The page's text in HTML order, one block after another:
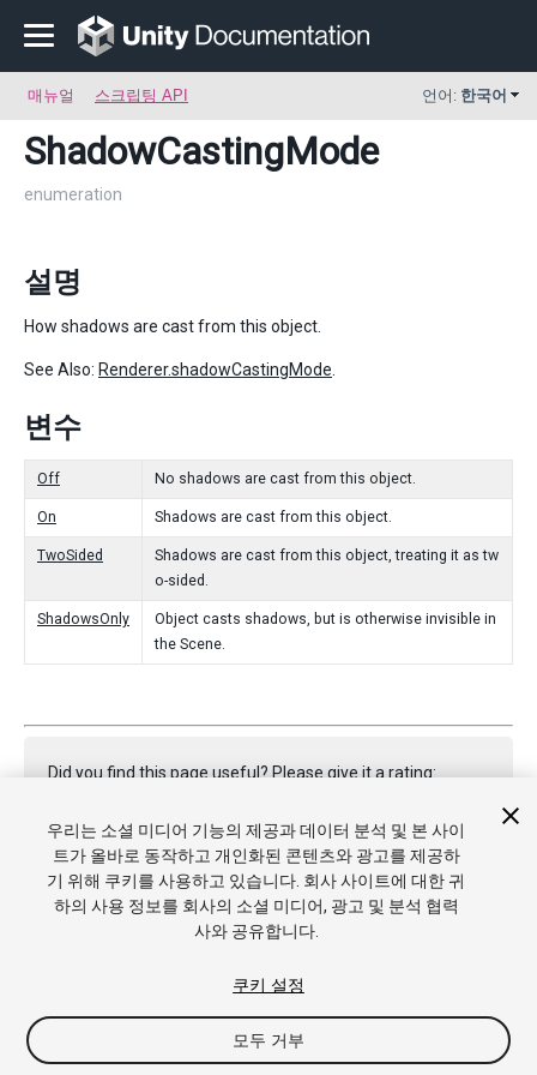
매뉴얼 스크립팅 API 언어: 한국어
ShadowCastingMode
enumeration
설명
How shadows are cast from this object.
See Also: Renderer.shadowCastingMode
변수
Off No shadows are cast from this object.
On Shadows are cast from this object.
TwoSided
Shadows are cast from this object, treating it as tw
o-sided.
ShadowsOnly
Object casts shadows, but is otherwise invisible in
the Scene.
Did you find this page useful? Please give it a rating:
Report a problem on this page
Copyright © 2021 Unity Technologies. Publication 2020.3
우리는 소셜 미디어 기능의 제공과 데이터 분석 및 본 사이
트가 올바로 동작하고 개인화된 콘텐츠와 광고를 제공하
기 위해 쿠키를 사용하고 있습니다. 회사 사이트에 대한 귀
하의 사용 정보를 회사의 소셜 미디어, 광고 및 분석 협력
사와 공유합니다.
쿠키 설정
모두 거부